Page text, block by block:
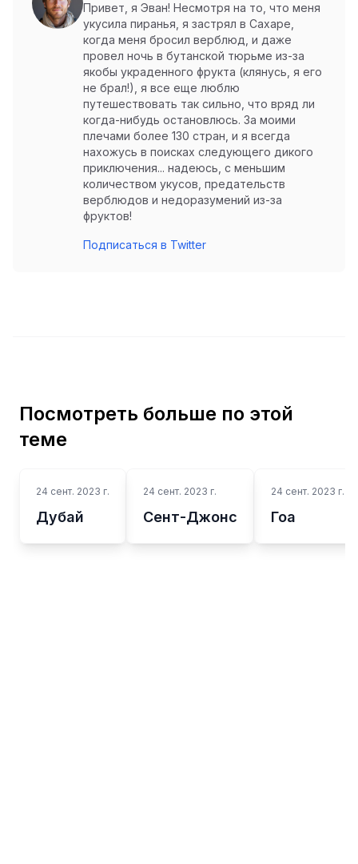
Привет, я Эван! Несмотря на то, что меня
укусила пиранья, я застрял в Сахаре,
когда меня бросил верблюд, и даже
провел ночь в бутанской тюрьме из-за
якобы украденного фрукта (клянусь, я его
не брал!), я все еще люблю
путешествовать так сильно, что вряд ли
когда-нибудь остановлюсь. За моими
плечами более 130 стран, и я всегда
нахожусь в поисках следующего дикого
приключения... надеюсь, с меньшим
количеством укусов, предательств
верблюдов и недоразумений из-за
фруктов!
Подписаться в Twitter
Посмотреть больше по этой
теме
24 сент. 2023 г.
Дубай
24 сент. 2023 г.
Сент-Джонс
24 сент. 2023 г.
Гоа